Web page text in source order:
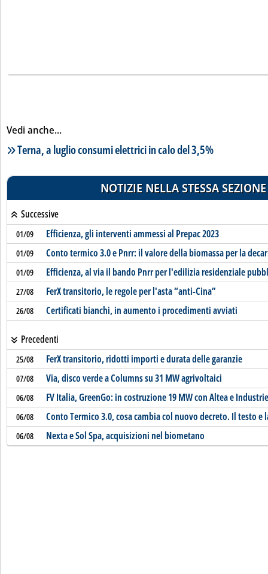
Vedi anche...
Lista notizie correlate
Terna, a luglio consumi elettrici in calo del 3,5%
NOTIZIE NELLA STESSA SEZIONE
Successive
01/09 Efficienza, gli interventi ammessi al Prepac 2023
01/09 Conto termico 3.0 e Pnrr: il valore della biomassa per la
01/09 Efficienza, al via il bando Pnrr per l'edilizia residenziale
27/08 FerX transitorio, le regole per l'asta “anti-Cina”
26/08 Certificati bianchi, in aumento i procedimenti avviati
Precedenti
25/08 FerX transitorio, ridotti importi e durata delle garanzie
07/08 Via, disco verde a Columns su 31 MW agrivoltaici
06/08 FV Italia, GreenGo: in costruzione 19 MW con Altea e
06/08 Conto Termico 3.0, cosa cambia col nuovo decreto. Il testo e
06/08 Nexta e Sol Spa, acquisizioni nel biometano